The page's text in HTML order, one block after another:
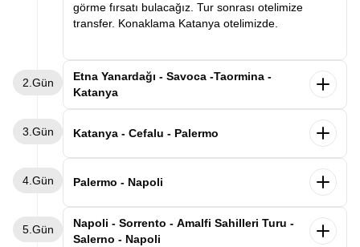
görme fırsatı bulacağız. Tur sonrası otelimize
transfer. Konaklama Katanya otelimizde.
2.Gün
Etna Yanardağı - Savoca -Taormina -
Katanya
unutulmaz bir gün için hareket ediyoruz. İlk
gözlemleyebileceğimiz bir gezinti ve fotoğraf molası
veriyoruz. Ardından Godfather (Baba) filminin ikonik
Burada Bar Vitelli ve Santa Lucia Kilisesi’ni ziyaret
3.Gün Katanya - Cefalu - Palermo
valizlerimizle birlikte Palermo’ya doğru yola
Tarihi sokakları, deniz kenarındaki manzarası ve
4.Gün Palermo - Napoli
havalimanına transfer oluyoruz. Volotea Hava
5.Gün
Napoli - Sorrento - Amalfi Sahilleri Turu -
Salerno - Napoli